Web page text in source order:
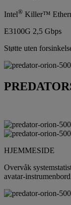
Intel® Killer™
E3100G 2,5 Gbps
Støtte uten
HJEMMESIDE
Overvåk
avatar-